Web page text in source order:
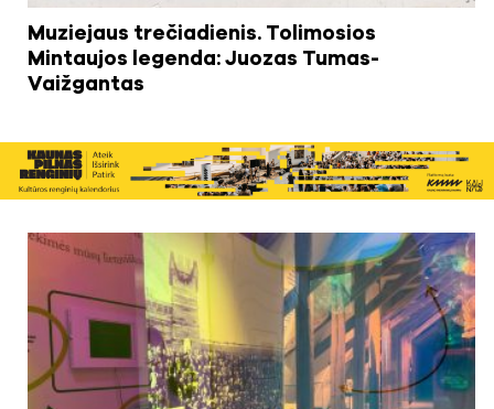
Muziejaus trečiadienis. Tolimosios
Mintaujos legenda: Juozas Tumas-
Vaižgantas